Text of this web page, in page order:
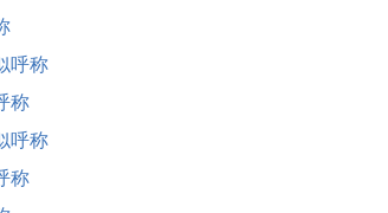
呼称
称
呼称
称